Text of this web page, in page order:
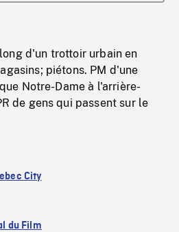
d'un trottoir urbain en
piétons. PM d'une
Notre-Dame à l'arrière-
de gens qui passent sur le
City
du Film